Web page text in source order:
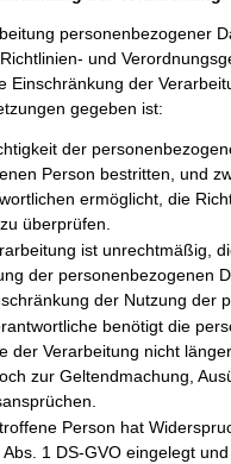
personenbezogener
und
Einschränkung der
gegeben ist:
der
Person bestritten, und
ermöglicht, die
überprüfen.
ist unrechtmäßig,
der personenbezogenen
der Nutzung der
benötigt die
der Verarbeitung nicht
zur Geltendmachung,
Person hat
Abs. 1 DS-GVO eingelegt